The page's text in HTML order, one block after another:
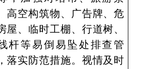
高空构筑物、广告牌、危
屋、临时工棚、行道树、
杆等易倒易坠处排查管
落实防范措施。视情及时